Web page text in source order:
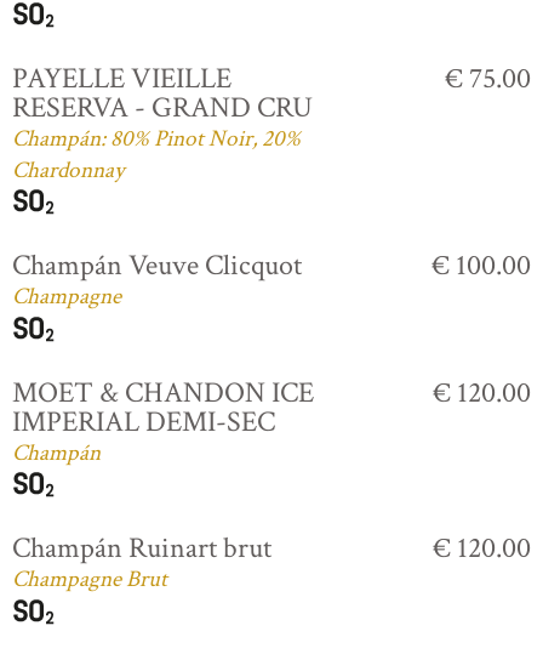
PAYELLE VIEILLE
RESERVA - GRAND CRU
Champán: 80% Pinot Noir, 20%
Chardonnay
€ 75.00
Champán Veuve Clicquot
Champagne
€ 100.00
MOET & CHANDON ICE
IMPERIAL DEMI-SEC
Champán
€ 120.00
Champán Ruinart brut
Champagne Brut
€ 120.00